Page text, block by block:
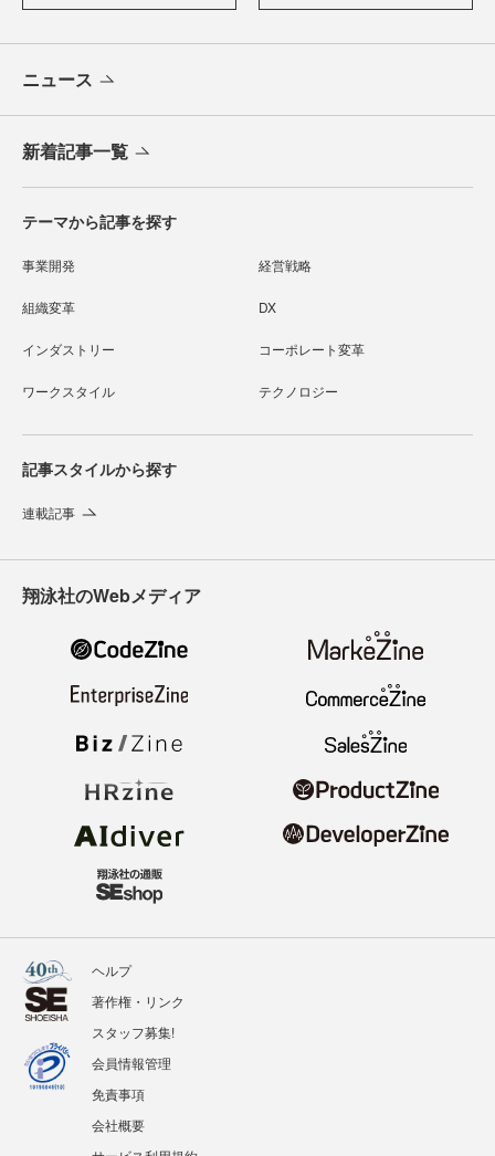
ニュース
新着記事一覧
テーマから記事を探す
事業開発 経営戦略
組織変革 DX
インダストリー コーポレート変革
ワークスタイル テクノロジー
記事スタイルから探す
連載記事
翔泳社のWebメディア
ヘルプ
著作権・リンク
スタッフ募集!
会員情報管理
免責事項
会社概要